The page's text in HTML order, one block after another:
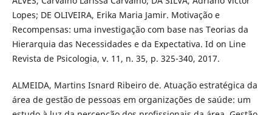
Lopes; DE OLIVEIRA, Erika Maria Jamir. Motivação e
Recompensas: uma investigação com base nas Teorias da
Hierarquia das Necessidades e da Expectativa. Id on Line
Revista de Psicologia, v. 11, n. 35, p. 325-340, 2017.
ALMEIDA, Martins Isnard Ribeiro de. Atuação estratégica da
área de gestão de pessoas em organizações de saúde: um